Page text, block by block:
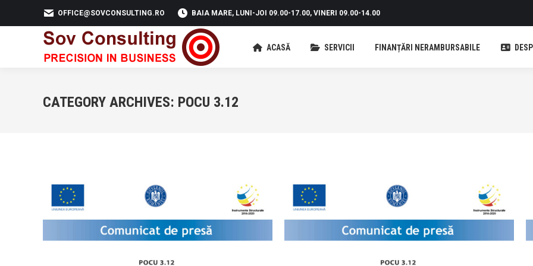
OFFICE@SOVCONSULTING.RO BAIA MARE, LUNI-JOI 09.00-17.00, VINERI 09.00-14.00
ACASĂ SERVICII FINANȚĂRI NERAMBURSABILE
CATEGORY ARCHIVES: POCU 3.12